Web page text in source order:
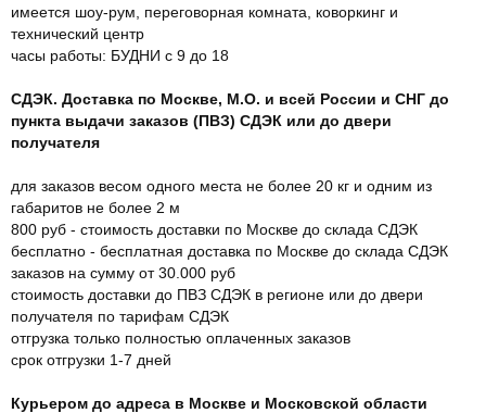
имеется шоу-рум, переговорная комната, коворкинг и
технический центр
часы работы: БУДНИ с 9 до 18
СДЭК. Доставка по Москве, М.О. и всей России и СНГ до
пункта выдачи заказов (ПВЗ) СДЭК или до двери
получателя
для заказов весом одного места не более 20 кг и одним из
габаритов не более 2 м
800 руб - стоимость доставки по Москве до склада СДЭК
бесплатно - бесплатная доставка по Москве до склада СДЭК
заказов на сумму от 30.000 руб
стоимость доставки до ПВЗ СДЭК в регионе или до двери
получателя по тарифам СДЭК
отгрузка только полностью оплаченных заказов
срок отгрузки 1-7 дней
Курьером до адреса в Москве и Московской области